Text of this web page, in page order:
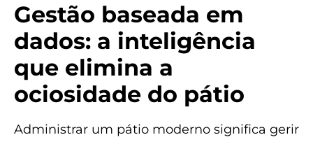
Gestão baseada em
dados: a inteligência
que elimina a
ociosidade do pátio
Administrar um pátio moderno significa gerir